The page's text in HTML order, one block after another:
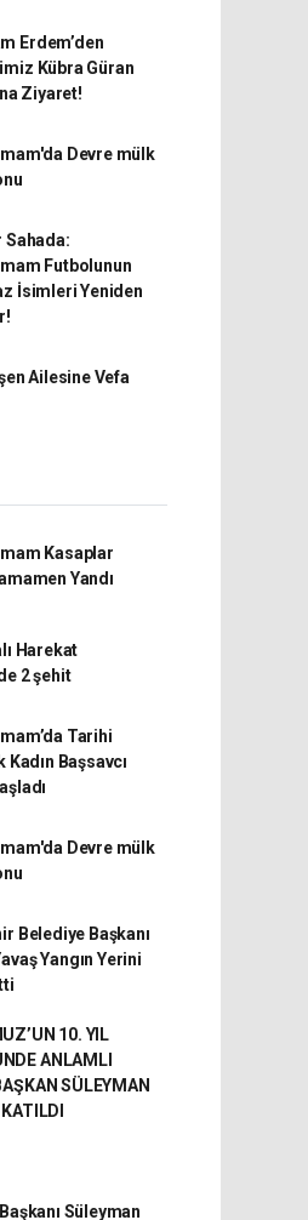
Erdem’den
Kübra Güran
Ziyaret!
Devre mülk
Sahada:
Futbolunun
İsimleri Yeniden
Ailesine Vefa
Kasaplar
Yandı
Harekat
2 şehit
Tarihi
Kadın Başsavcı
Devre mülk
Belediye Başkanı
Yangın Yerini
10. YIL
ANLAMLI
SÜLEYMAN
Süleyman